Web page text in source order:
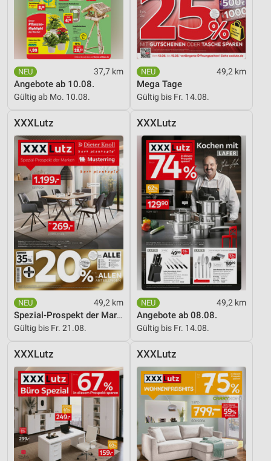
37,7 km
Angebote ab 10.08.
Gültig ab Mo. 10.08.
49,2 km
Mega Tage
Gültig bis Fr. 14.08.
XXXLutz
49,2 km
Spezial-Prospekt der Marken
Gültig bis Fr. 21.08.
XXXLutz
49,2 km
Angebote ab 08.08.
Gültig bis Fr. 14.08.
XXXLutz XXXLutz